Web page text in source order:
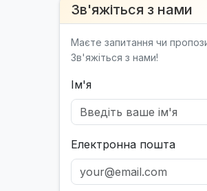
Зв'яжіться з нами
Маєте запитання чи
Зв'яжіться з нами!
Ім'я
Електронна пошта